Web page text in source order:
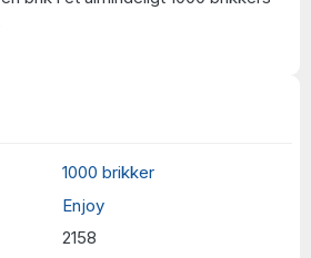
1000 brikker
Enjoy
2158